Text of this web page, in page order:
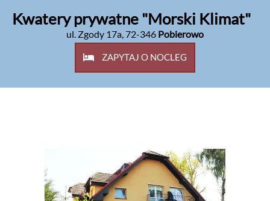
Kwatery prywatne "Morski Klimat"
ul. Zgody 17a,72-346 Pobierowo
ZAPYTAJ O NOCLEG